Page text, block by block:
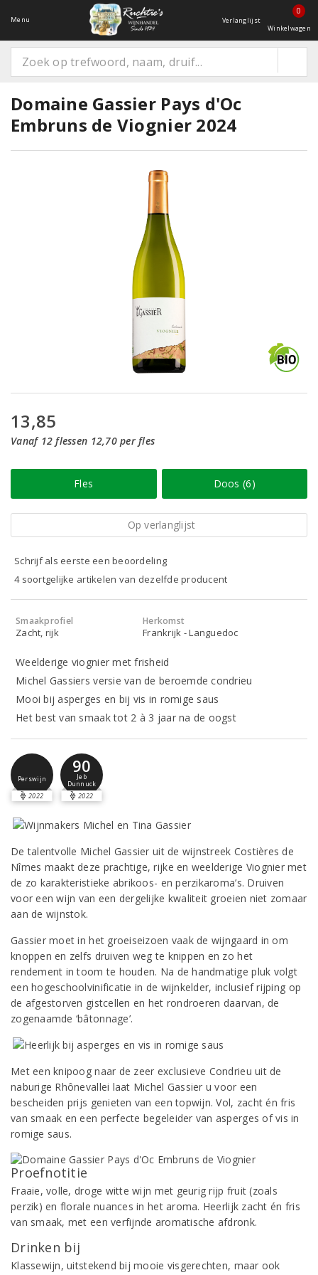
Menu Verlanglijst
0
Winkelwagen
Domaine Gassier Pays d'Oc
Embruns de Viognier 2024
13,85
Vanaf 12 flessen 12,70 per fles
Fles Doos (6)
Op verlanglijst
Schrijf als eerste een beoordeling
4 soortgelijke artikelen van dezelfde producent
Smaakprofiel
Zacht, rijk
Herkomst
Frankrijk - Languedoc
Weelderige viognier met frisheid
Michel Gassiers versie van de beroemde condrieu
Mooi bij asperges en bij vis in romige saus
Het best van smaak tot 2 à 3 jaar na de oogst
Perswijn
2022
90
Jeb
Dunnuck
2022
De talentvolle Michel Gassier uit de wijnstreek Costières de
Nîmes maakt deze prachtige, rijke en weelderige Viognier met
de zo karakteristieke abrikoos- en perzikaroma’s. Druiven
voor een wijn van een dergelijke kwaliteit groeien niet zomaar
aan de wijnstok.
Gassier moet in het groeiseizoen vaak de wijngaard in om
knoppen en zelfs druiven weg te knippen en zo het
rendement in toom te houden. Na de handmatige pluk volgt
een hogeschoolvinificatie in de wijnkelder, inclusief rijping op
de afgestorven gistcellen en het rondroeren daarvan, de
zogenaamde ‘bâtonnage’.
Met een knipoog naar de zeer exclusieve Condrieu uit de
naburige Rhônevallei laat Michel Gassier u voor een
bescheiden prijs genieten van een topwijn. Vol, zacht én fris
van smaak en een perfecte begeleider van asperges of vis in
romige saus.
Proefnotitie
Fraaie, volle, droge witte wijn met geurig rijp fruit (zoals
perzik) en florale nuances in het aroma. Heerlijk zacht én fris
van smaak, met een verfijnde aromatische afdronk.
Drinken bij
Klassewijn, uitstekend bij mooie visgerechten, maar ook